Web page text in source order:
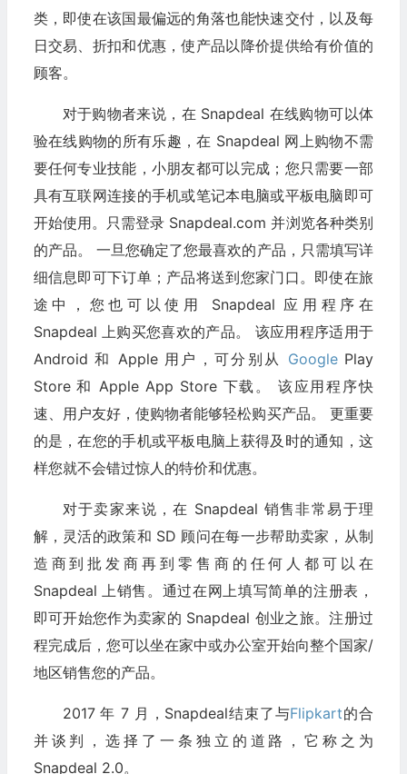
类，即使在该国最偏远的角落也能快速交付，以及每
日交易、折扣和优惠，使产品以降价提供给有价值的
顾客。
对于购物者来说，在 Snapdeal 在线购物可以体
验在线购物的所有乐趣，在 Snapdeal 网上购物不需
要任何专业技能，小朋友都可以完成；您只需要一部
具有互联网连接的手机或笔记本电脑或平板电脑即可
开始使用。只需登录 Snapdeal.com 并浏览各种类别
的产品。 一旦您确定了您最喜欢的产品，只需填写详
细信息即可下订单；产品将送到您家门口。即使在旅
途中，您也可以使用 Snapdeal 应用程序在
Snapdeal 上购买您喜欢的产品。 该应用程序适用于
Android 和 Apple 用户，可分别从 GooglePlay
Store 和 Apple App Store 下载。 该应用程序快
速、用户友好，使购物者能够轻松购买产品。 更重要
的是，在您的手机或平板电脑上获得及时的通知，这
样您就不会错过惊人的特价和优惠。
对于卖家来说，在 Snapdeal 销售非常易于理
解，灵活的政策和 SD 顾问在每一步帮助卖家，从制
造商到批发商再到零售商的任何人都可以在
Snapdeal 上销售。通过在网上填写简单的注册表，
即可开始您作为卖家的 Snapdeal 创业之旅。注册过
程完成后，您可以坐在家中或办公室开始向整个国家/
地区销售您的产品。
2017 年 7 月，Snapdeal结束了与Flipkart的合
并谈判，选择了一条独立的道路，它称之为
Snapdeal 2.0。